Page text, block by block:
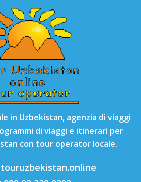
in Uzbekistan, agenzia di viaggi
di viaggi e itinerari per
con tour operator locale.